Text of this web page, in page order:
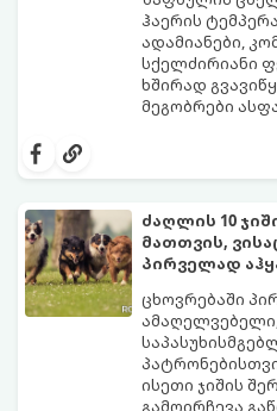
ჰაერის
ადამიანები,
სქელძირიანი
ხშირად
მეგობრები
პირდაპირი
როდესაც
ტემპერატურამ
მიაღწიოს, ხოლო
57°C-მდე
რაღაც 1-2
საკმარისია,
მტკივნეული
იმისათვის,
მეგობარი
არსებობს
ოქროს წესი.
ძაღლის 10
მათთვის,
პირველად
ცხოვრებაში
ისეთი ჯიშის
გამოირჩევა